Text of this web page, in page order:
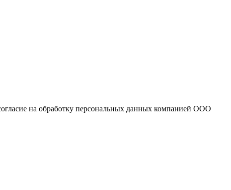
на обработку персональных данных компанией ООО